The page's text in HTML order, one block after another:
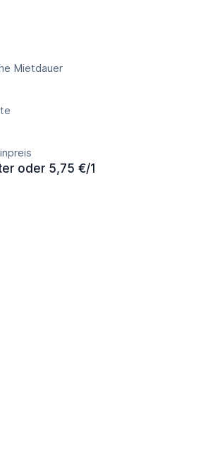
Mietdauer
oder 5,75 €/1